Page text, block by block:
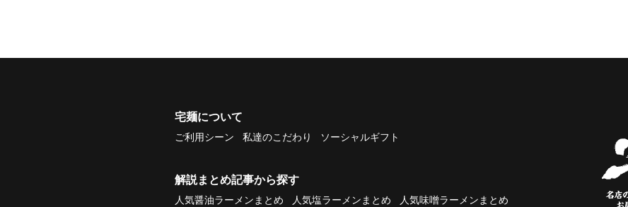
宅麺について
ご利用シーン 私達のこだわり ソーシャルギフト
解説まとめ記事から探す
人気醤油ラーメンまとめ 人気塩ラーメンまとめ
人気味噌ラーメンまとめ